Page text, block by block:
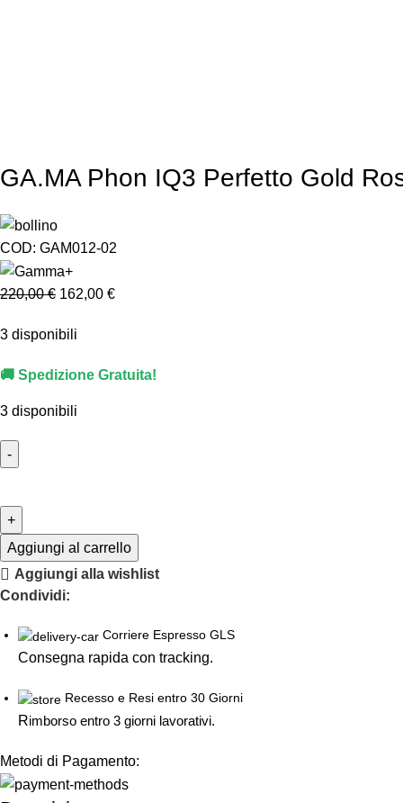
GA.MA Phon IQ3 Perfetto Gold
COD: GAM012-02
220,00€ 162,00 €
3 disponibili
🚚 Spedizione Gratuita!
3 disponibili
Aggiungi al carrello
Aggiungi alla wishlist
Condividi:
Corriere Espresso GLS
Consegna rapida con tracking.
Recesso e Resi entro 30 Giorni
Rimborso entro 3 giorni lavorativi.
Metodi di Pagamento: